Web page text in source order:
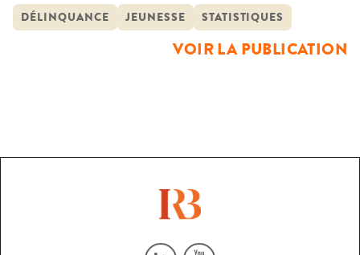
l’insécurité. Le moyen utilisé de connaître cette
délinquance est de faire parier les auteurs eux-mêmes : il
s’agit de mesurer la délinquance auto-déclarée.
DÉLINQUANCE JEUNESSE STATISTIQUES
VOIR LA PUBLICATION